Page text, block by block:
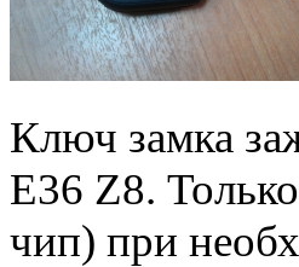
Ключ замка
E36 Z8.
чип) при